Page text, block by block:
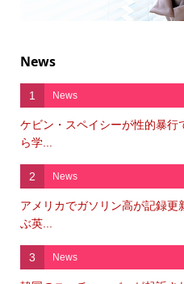
News
1 News
ケビン・スペイシーが性的暴
ら学...
2 News
アメリカでガソリン高が記録
ぶ英...
3 News